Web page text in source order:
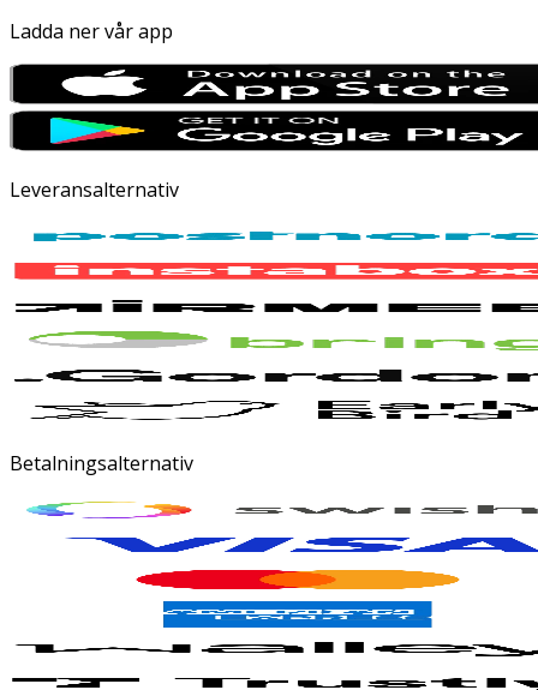
Ladda ner vår app
Leveransalternativ
Betalningsalternativ